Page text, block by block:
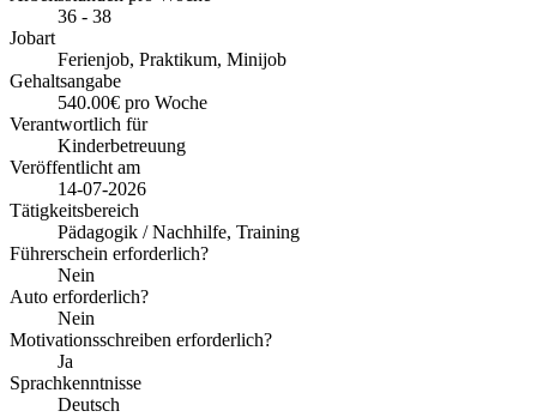
36 - 38
Jobart
Ferienjob, Praktikum, Minijob
Gehaltsangabe
540.00€ pro Woche
Verantwortlich für
Kinderbetreuung
Veröffentlicht am
14-07-2026
Tätigkeitsbereich
Pädagogik / Nachhilfe, Training
Führerschein erforderlich?
Nein
Auto erforderlich?
Nein
Motivationsschreiben erforderlich?
Ja
Sprachkenntnisse
Deutsch